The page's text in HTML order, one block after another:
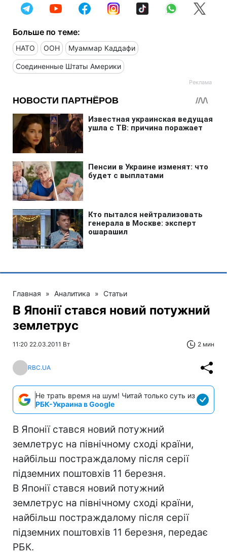
Больше по теме:
НАТО ООН Муаммар Каддафи
Соединенные Штаты Америки
Главная » Аналитика » Статьи
В Японії стався новий потужний
землетрус
11:20 22.03.2011 Вт 2 мин
RBC.UA
Не трать время на шум! Читай только суть из
РБК-Украина в Google
В Японії стався новий потужний
землетрус на північному сході країни,
найбільш постраждалому після серії
підземних поштовхів 11 березня.
В Японії стався новий потужний
землетрус на північному сході країни,
найбільш постраждалому після серії
підземних поштовхів 11 березня, передає
РБК.